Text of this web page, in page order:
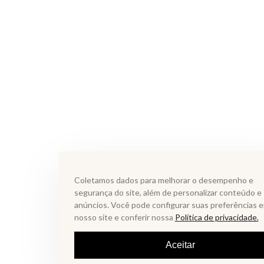
Coletamos dados para melhorar o desempenho e
segurança do site, além de personalizar conteúdo e
anúncios. Você pode configurar suas preferências
nosso site e conferir nossa Política de privacidade.
Aceitar